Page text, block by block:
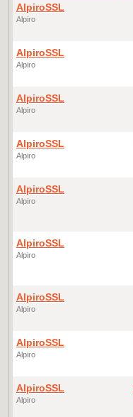
AlpiroSSL
Alpiro
AlpiroSSL
Alpiro
AlpiroSSL
Alpiro
AlpiroSSL
Alpiro
AlpiroSSL
Alpiro
AlpiroSSL
Alpiro
AlpiroSSL
Alpiro
AlpiroSSL
Alpiro
AlpiroSSL
Alpiro